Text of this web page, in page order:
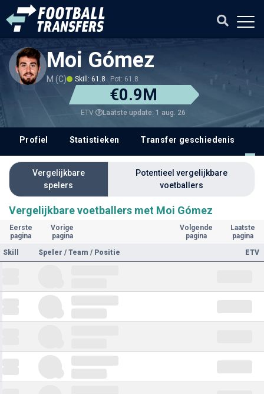
Moi Gómez
M (C) Skill: 61.8 Pot: 61.8
€0.9M
ETV Laatste update: 1 aug. 26
Profiel Statistieken Transfer geschiedenis
Vergelijkbare
spelers
Potentieel vergelijkbare
voetballers
Vergelijkbare voetballers met Moi Gómez
Eerste
pagina
Vorige
pagina
Volgende
pagina
Laatste
pagina
Skill
Speler / Team / Positie ETV